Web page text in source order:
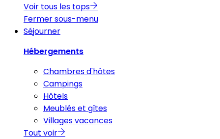
Voir tous les tops
Fermer sous-menu
Séjourner
Hébergements
Chambres d'hôtes
Campings
Hôtels
Meublés et gîtes
Villages vacances
Tout voir